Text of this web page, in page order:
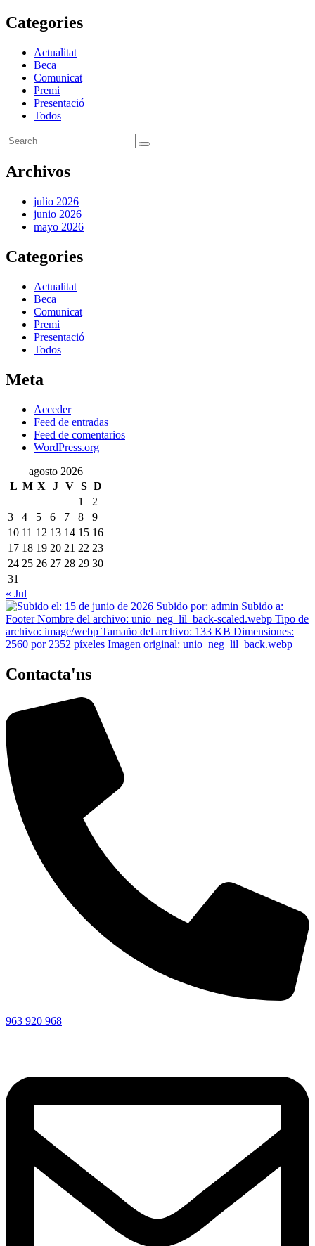
Categories
Actualitat
Beca
Comunicat
Premi
Presentació
Todos
Archivos
julio 2026
junio 2026
mayo 2026
Categories
Actualitat
Beca
Comunicat
Premi
Presentació
Todos
Meta
Acceder
Feed de entradas
Feed de comentarios
WordPress.org
agosto 2026
L M X J V S D
1
2
3
4 5 6 7 8
9
10 11 12 13 14 15 16
17 18 19 20 21 22 23
24 25 26 27 28 29 30
31
« Jul
Contacta'ns
963 920 968